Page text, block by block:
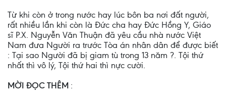
Từ khi còn ở trong nước hay lúc bôn ba nơi đất người,
rất nhiều lần khi còn là Ðức cha hay Ðức Hồng Y, Giáo
sĩ P.X. Nguyễn Văn Thuận đã yêu cầu nhà nước Việt
Nam đưa Người ra trước Tòa án nhân dân để được biết
: Tại sao Người đã bị giam tù trong 13 năm ?. Tội thứ
nhất thì vô lý, Tội thứ hai thì nực cười.
MỜI ÐỌC THÊM :